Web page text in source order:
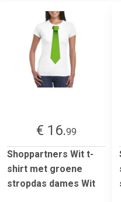
€ 16.99
Shoppartners Wit t-
shirt met groene
stropdas dames Wit